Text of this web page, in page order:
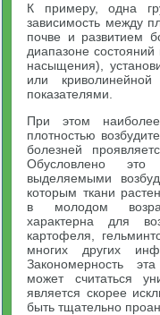
К примеру, одна
зависимость между
почве и развитием
диапазоне
насыщения),
или
показателями.
При этом
плотностью
болезней
Обусловлено это
выделяемыми
которым ткани
в молодом
характерна для
картофеля,
многих других
Закономерность
может считаться
является скорее
быть тщательно